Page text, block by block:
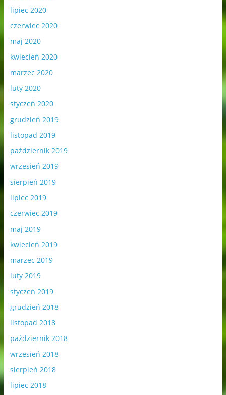
lipiec 2020
czerwiec 2020
maj 2020
kwiecień 2020
marzec 2020
luty 2020
styczeń 2020
grudzień 2019
listopad 2019
październik 2019
wrzesień 2019
sierpień 2019
lipiec 2019
czerwiec 2019
maj 2019
kwiecień 2019
marzec 2019
luty 2019
styczeń 2019
grudzień 2018
listopad 2018
październik 2018
wrzesień 2018
sierpień 2018
lipiec 2018